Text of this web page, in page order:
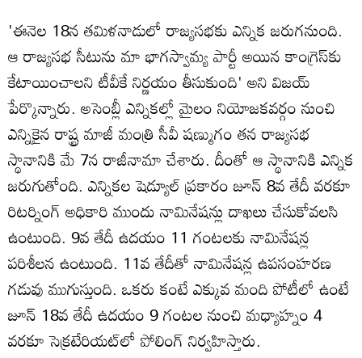
'ఈనెల 18న తమిళనాడులో రాజ్యసభకు ఎన్నిక జరుగనుంది.
ఆ రాజ్యసభ సీటును మా భాగస్వామ్య పార్టీ అయిన కాంగ్రెస్‌కు
కేటాయించాలని టీవీకే నిర్ణయం తీసుకుంది' అని విజయ్
పేర్కొన్నారు. అసెంబ్లీ ఎన్నికల్లో మైలం నియోజకవర్గం నుంచి
ఎన్నికైన రాష్ట్ర మాజీ మంత్రి సీవీ షణ్ముగం తన రాజ్యసభ
స్థానానికి మే 7న రాజీనామా చేశారు. దీంతో ఆ స్థానానికి ఎన్నిక
జరుగుతోంది. ఎన్నికల షెడ్యూల్ ప్రకారం జూన్ 8వ తేదీ వరకూ
రిటర్నింగ్ అధికారి ముందు నామినేషన్లు దాఖలు చేసుకోవలసి
ఉంటుంది. 9వ తేదీ ఉదయం 11 గంటలకు నామినేషన్ల
పరిశీలన ఉంటుంది. 11వ తేదీతో నామినేషన్ల ఉపసంహరణ
గడువు ముగుస్తుంది. ఒకరు కంటే ఎక్కువ మంది పోటీలో ఉంటే
జూన్ 18వ తేదీ ఉదయం 9 గంటల నుంచి మధ్యాహ్నం 4
వరకూ సెక్రటేరియట్‌లో పోలింగ్ నిర్వహిస్తారు.